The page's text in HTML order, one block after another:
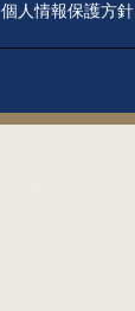
個人情報保護方針